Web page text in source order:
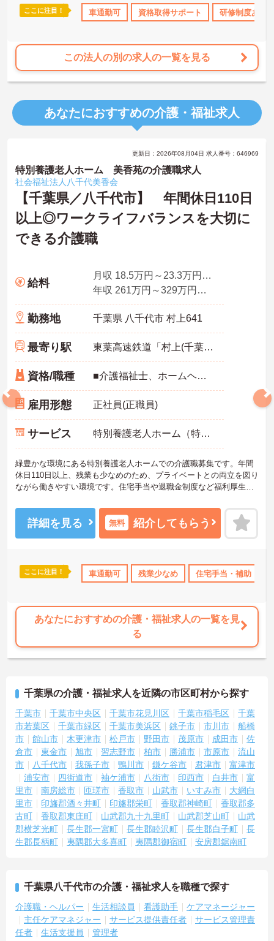
産休･育休･介護休暇取得実績あり 高収入 社会保険完備
ここに注目！ 車通勤可 資格取得サポート 研修制度あり
この法人の別の求人の一覧を見る
あなたにおすすめの介護・福祉求人
産休･育休･介護休暇取得実績あり 社会保険完備 退職金制度
更新日：2026年08月04日 求人番号：646969
特別養護老人ホーム 美香苑の介護職求人
社会福祉法人八千代美香会
【千葉県／八千代市】 年間休日110日
以上◎ワークライフバランスを大切に
できる介護職
給料
月収 18.5万円～23.3万円程度
年収 261万円～329万円程度
勤務地 千葉県 八千代市 村上641
最寄り駅 東葉高速鉄道「村上(千葉)駅」バス・車9分
資格/職種 ■介護福祉士、ホームヘルパー1級、実務者研修、ホームヘルパー2級、介護職員初任者研修のいずれかの資格をお持ちの方
雇用形態 正社員(正職員)
サービス 特別養護老人ホーム（特養）
緑豊かな環境にある特別養護老人ホームでの介護職募集です。年間
休日110日以上、残業も少なめのため、プライベートとの両立を図り
ながら働きやすい環境です。住宅手当や退職金制度など福利厚生も
すめの求人です。
《おすすめポイント》
★無理なく長く働きやすい勤務環境です
・住宅手当あり
★地域福祉を支える法人運営の施設です
・安定した法人基盤あり
★利用者様とじっくり関われる環境です
・特別養護老人ホームでの介護業務全般
・生活支援を中心とした介護を実践
・利用者様一人ひとりに寄り添える環境です
・確定拠出年金制度あり
・各種社会保険完備
詳細を見る 無料 紹介してもらう
ここに注目！ 車通勤可 残業少なめ 住宅手当・補助
あなたにおすすめの介護・福祉求人の一覧を見
る
千葉県の介護・福祉求人を近隣の市区町村から探す
千葉市 千葉市中央区 千葉市花見川区 千葉市稲毛区
千葉
市若葉区
千葉市緑区 千葉市美浜区 銚子市 市川市
船橋
市
館山市 木更津市 松戸市 野田市 茂原市 成田市
佐
倉市
東金市 旭市 習志野市 柏市 勝浦市 市原市
流山
市
八千代市 我孫子市 鴨川市 鎌ケ谷市 君津市
富津市
浦安市
四街道市 袖ケ浦市 八街市 印西市 白井市
富
里市
南房総市 匝瑳市 香取市 山武市 いすみ市
大網白
里市
印旛郡酒々井町 印旛郡栄町 香取郡神崎町
香取郡多
古町
香取郡東庄町 山武郡九十九里町 山武郡芝山町
山武
郡横芝光町
長生郡一宮町 長生郡睦沢町 長生郡白子町
長
生郡長柄町
夷隅郡大多喜町 夷隅郡御宿町 安房郡鋸南町
千葉県八千代市の介護・福祉求人を職種で探す
介護職・ヘルパー 生活相談員 看護助手
ケアマネージャー
主任ケアマネジャー
サービス提供責任者
サービス管理責
任者
生活支援員 管理者